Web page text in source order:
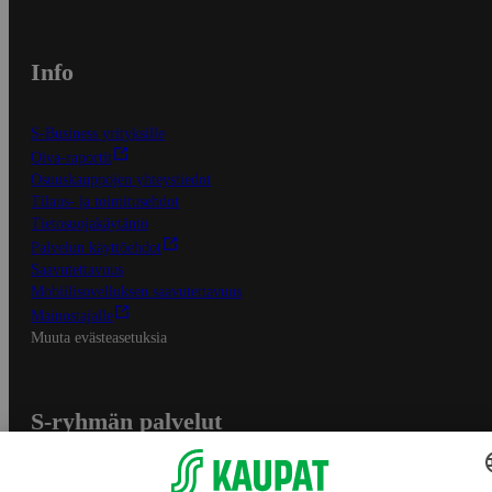
Info
S-Business yrityksille
Oiva-raportit
Osuuskauppojen yhteystiedot
Tilaus- ja toimitusehdot
Tietosuojakäytäntö
Palvelun käyttöehdot
Saavutettavuus
Mobiilisovelluksen saavutettavuus
Mainostajalle
Muuta evästeasetuksia
S-ryhmän palvelut